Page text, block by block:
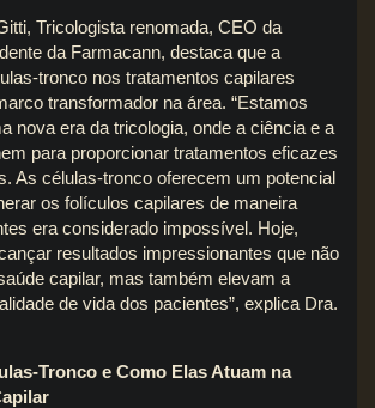
Tricologista renomada, CEO da
da Farmacann, destaca que a
tronco nos tratamentos capilares
transformador na área. “Estamos
nova era da tricologia, onde a ciência e a
para proporcionar tratamentos eficazes
As células-tronco oferecem um potencial
os folículos capilares de maneira
era considerado impossível. Hoje,
resultados impressionantes que não
capilar, mas também elevam a
de vida dos pacientes”, explica Dra.
Tronco e Como Elas Atuam na